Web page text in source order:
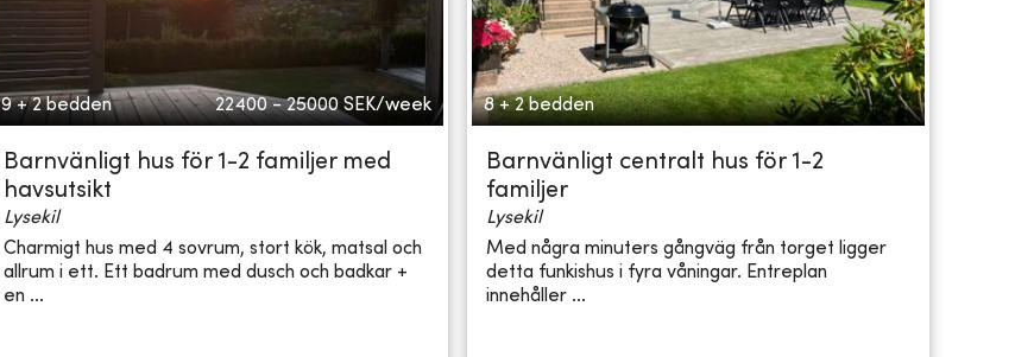
9 + 2 bedden 22400 - 25000 SEK/week
Barnvänligt hus för 1-2 familjer med
havsutsikt
Lysekil
Charmigt hus med 4 sovrum, stort kök, matsal och
allrum i ett. Ett badrum med dusch och badkar +
en ...
8 + 2 bedden
Barnvänligt centralt hus för 1-2
familjer
Lysekil
Med några minuters gångväg från torget ligger
detta funkishus i fyra våningar. Entreplan
innehåller ...